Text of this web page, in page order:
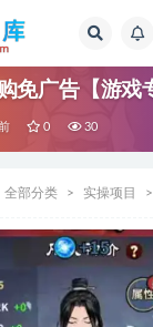
免广告【游戏
0 30
全部分类 实操项目